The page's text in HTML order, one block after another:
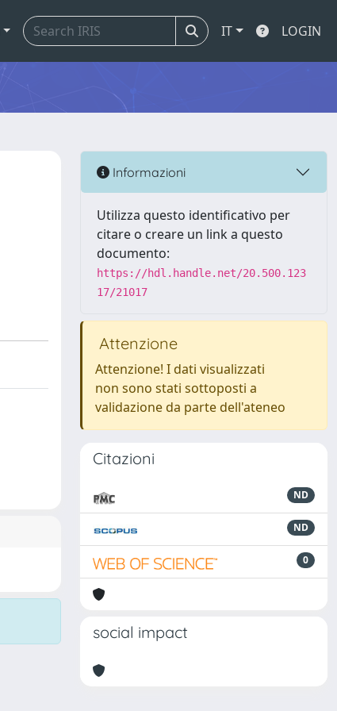
IT LOGIN
Informazioni
Utilizza questo identificativo per
citare o creare un link a questo
documento:
https://hdl.handle.net/20.500.123
17/21017
Attenzione
Attenzione! I dati visualizzati
non sono stati sottoposti a
validazione da parte dell'ateneo
Citazioni
ND
ND
0
social impact